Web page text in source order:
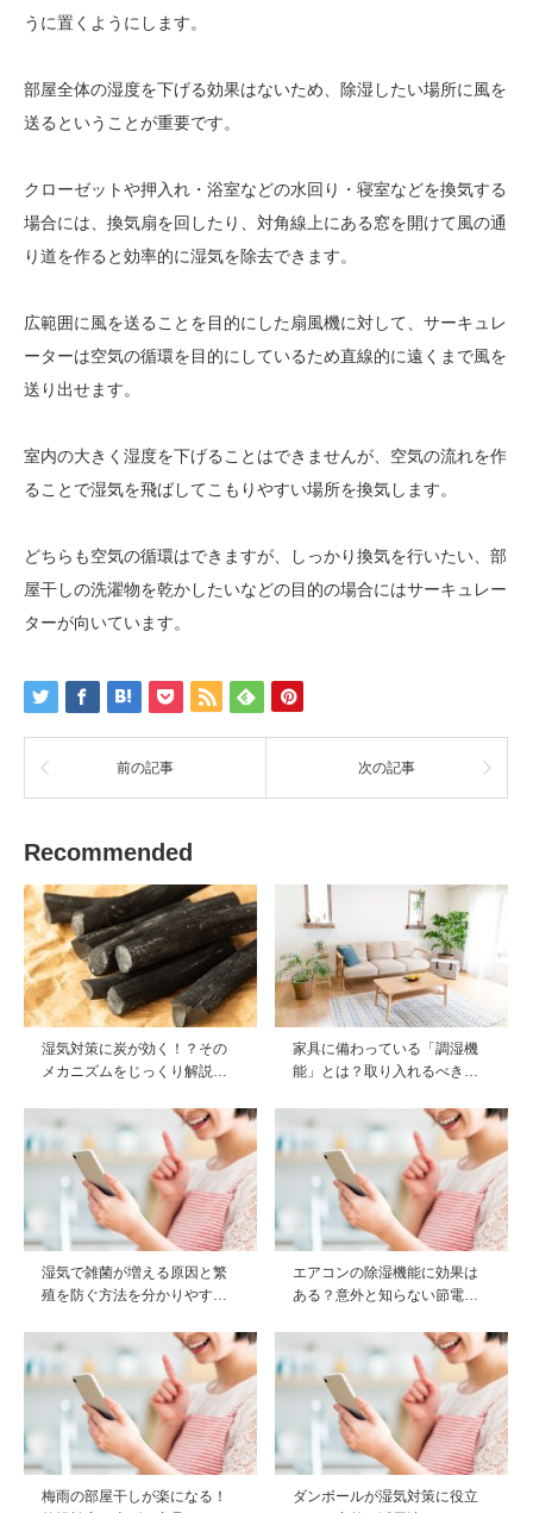
うに置くようにします。
部屋全体の湿度を下げる効果はないため、除湿したい場所に風を
送るということが重要です。
クローゼットや押入れ・浴室などの水回り・寝室などを換気する
場合には、換気扇を回したり、対角線上にある窓を開けて風の通
り道を作ると効率的に湿気を除去できます。
広範囲に風を送ることを目的にした扇風機に対して、サーキュレ
ーターは空気の循環を目的にしているため直線的に遠くまで風を
送り出せます。
室内の大きく湿度を下げることはできませんが、空気の流れを作
ることで湿気を飛ばしてこもりやすい場所を換気します。
どちらも空気の循環はできますが、しっかり換気を行いたい、部
屋干しの洗濯物を乾かしたいなどの目的の場合にはサーキュレー
ターが向いています。
前の記事 次の記事
Recommended
湿気対策に炭が効く！？その
メカニズムをじっくり解説…
家具に備わっている「調湿機
能」とは？取り入れるべき…
湿気で雑菌が増える原因と繁
殖を防ぐ方法を分かりやす…
エアコンの除湿機能に効果は
ある？意外と知らない節電…
梅雨の部屋干しが楽になる！
ダンボールが湿気対策に役立